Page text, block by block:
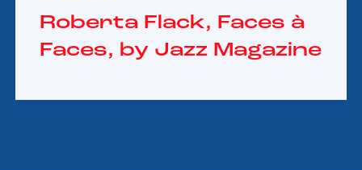
Roberta Flack, Faces à
Faces, by Jazz Magazine